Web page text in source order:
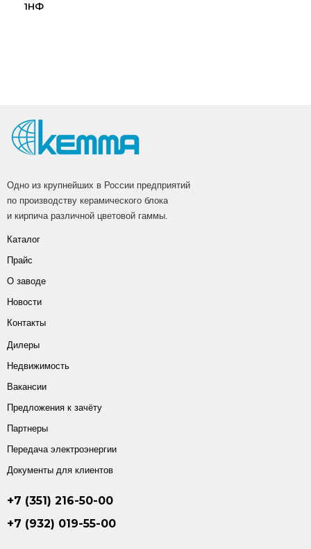
1НФ
Одно из крупнейших в России предприятий
по производству керамического блока
и кирпича различной цветовой гаммы.
Каталог
Прайс
О заводе
Новости
Контакты
Дилеры
Недвижимость
Вакансии
Предложения к зачёту
Партнеры
Передача электроэнергии
Документы для клиентов
+7 (351) 216-50-00
+7 (932) 019-55-00